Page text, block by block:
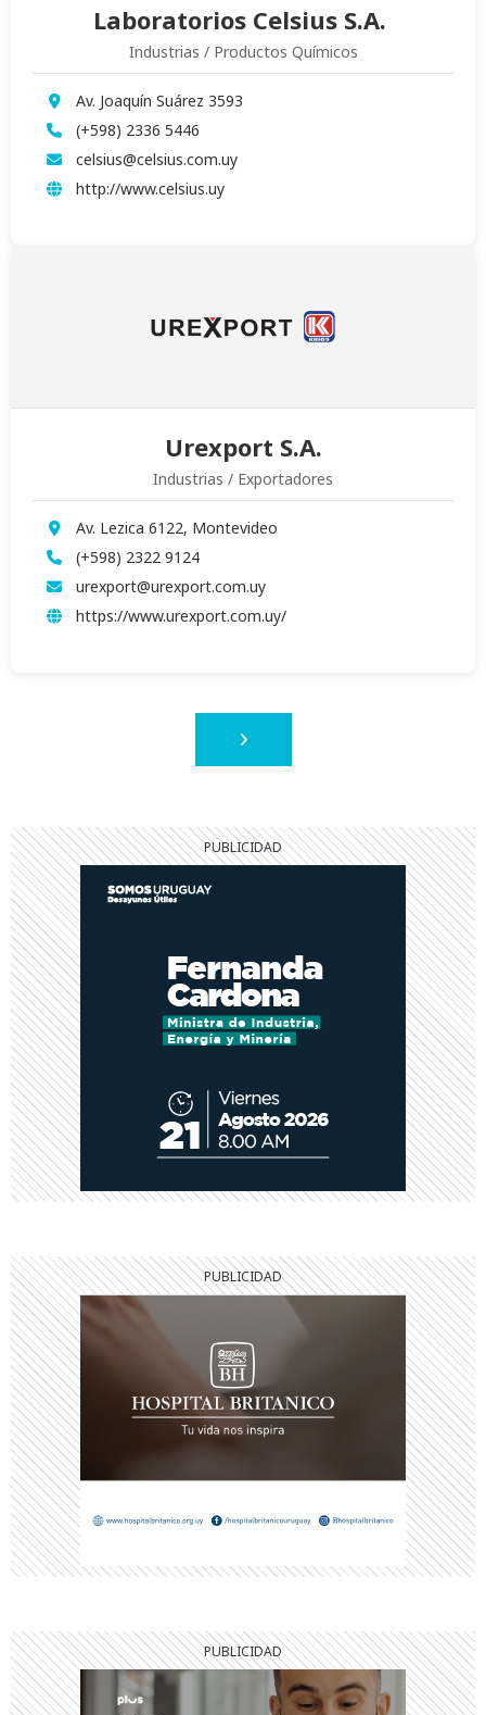
Laboratorios Celsius S.A.
Industrias / Productos Químicos
Av. Joaquín Suárez 3593
(+598) 2336 5446
celsius@celsius.com.uy
http://www.celsius.uy
Urexport S.A.
Industrias / Exportadores
Av. Lezica 6122, Montevideo
(+598) 2322 9124
urexport@urexport.com.uy
https://www.urexport.com.uy/